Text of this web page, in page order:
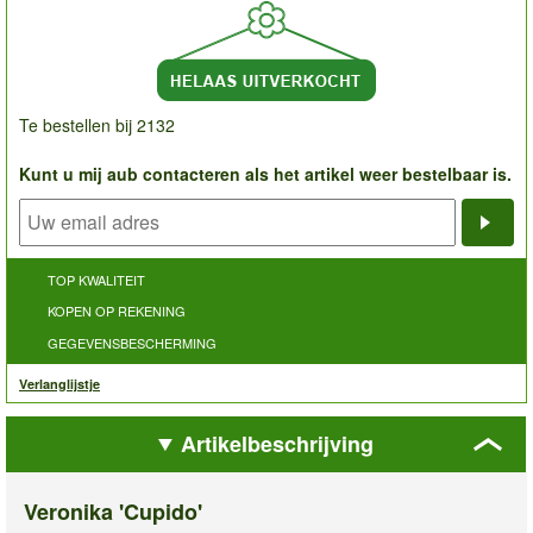
Te bestellen bij 2132
Kunt u mij aub contacteren als het artikel weer bestelbaar is.
TOP KWALITEIT
KOPEN OP REKENING
GEGEVENSBESCHERMING
Verlanglijstje
Artikelbeschrijving
Veronika 'Cupido'